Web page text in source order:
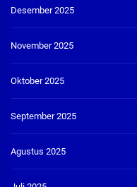
Desember 2025
November 2025
Oktober 2025
September 2025
Agustus 2025